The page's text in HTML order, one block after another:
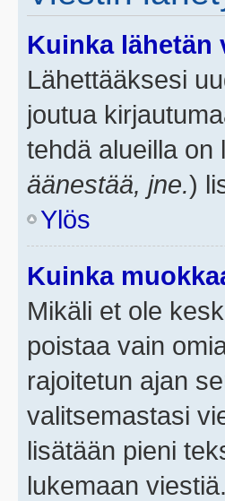
Kuinka
Lähettääksesi
joutua
tehdä alueilla on
äänestää, jne.)
Ylös
Kuinka
Mikäli et ole
poistaa vain
rajoitetun ajan
valitsemastasi
lisätään pieni
lukemaan